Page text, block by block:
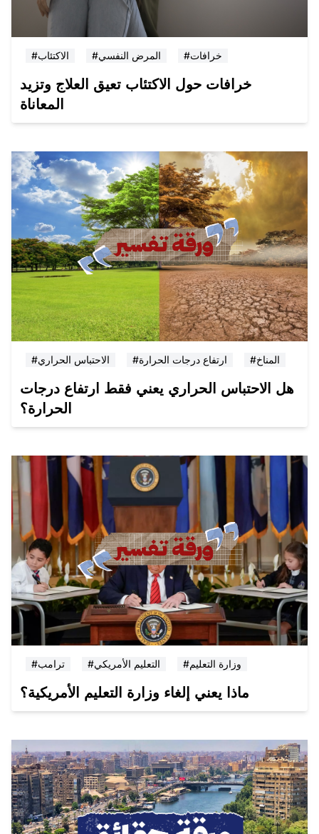
#الاكتئاب #المرض النفسي #خرافات
خرافات حول الاكتئاب تعيق العلاج وتزيد
المعاناة
#الاحتباس الحراري #ارتفاع درجات الحرارة #المناخ
هل الاحتباس الحراري يعني فقط ارتفاع درجات
الحرارة؟
#ترامب #التعليم الأمريكي #وزارة التعليم
ماذا يعني إلغاء وزارة التعليم الأمريكية؟